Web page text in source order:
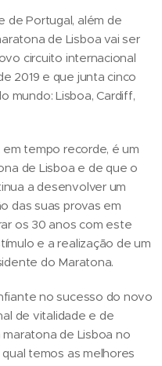
de Portugal, além de
de Lisboa vai ser
circuito internacional
2019 e que junta cinco
mundo: Lisboa, Cardiff,
tempo recorde, é um
de Lisboa e de que o
a desenvolver um
das suas provas em
os 30 anos com este
e a realização de um
do Maratona.
no sucesso do novo
de vitalidade e de
maratona de Lisboa no
temos as melhores